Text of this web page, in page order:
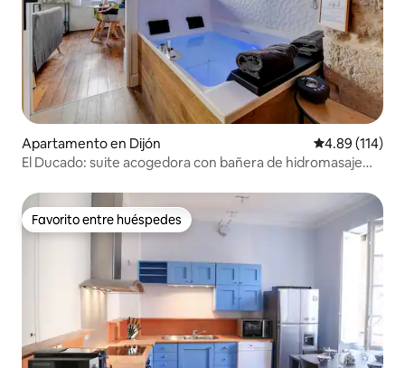
Apartamento en Dijón Calificación
4.89 (114)
El Ducado: suite acogedora con bañera de hidromasaje
Favorito entre huéspedes
Favorito entre huéspedes